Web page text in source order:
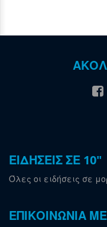
ΕΙΔΗΣΕΙΣ ΣΕ 10"
Όλες οι ειδήσεις σε
ΕΠΙΚΟΙΝΩΝΙΑ